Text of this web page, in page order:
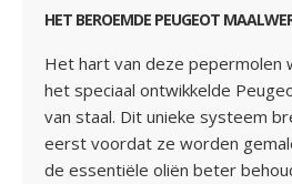
HET BEROEMDE PEUGEOT
Het hart van deze
het speciaal ontwikkelde
van staal. Dit unieke systeem
eerst voordat ze worden
de essentiële oliën beter